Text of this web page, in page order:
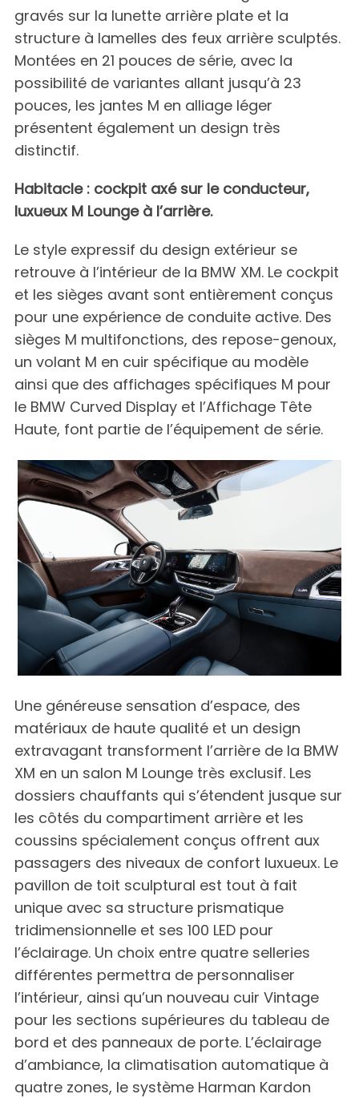
gravés sur la lunette arrière plate et la
structure à lamelles des feux arrière sculptés.
Montées en 21 pouces de série, avec la
possibilité de variantes allant jusqu’à 23
pouces, les jantes M en alliage léger
présentent également un design très
distinctif.
Habitacle : cockpit axé sur le conducteur,
luxueux M Lounge à l’arrière.
Le style expressif du design extérieur se
retrouve à l’intérieur de la BMW XM. Le cockpit
et les sièges avant sont entièrement conçus
pour une expérience de conduite active. Des
sièges M multifonctions, des repose-genoux,
un volant M en cuir spécifique au modèle
ainsi que des affichages spécifiques M pour
le BMW Curved Display et l’Affichage Tête
Haute, font partie de l’équipement de série.
Une généreuse sensation d’espace, des
matériaux de haute qualité et un design
extravagant transforment l’arrière de la BMW
XM en un salon M Lounge très exclusif. Les
dossiers chauffants qui s’étendent jusque sur
les côtés du compartiment arrière et les
coussins spécialement conçus offrent aux
passagers des niveaux de confort luxueux. Le
pavillon de toit sculptural est tout à fait
unique avec sa structure prismatique
tridimensionnelle et ses 100 LED pour
l’éclairage. Un choix entre quatre selleries
différentes permettra de personnaliser
l’intérieur, ainsi qu’un nouveau cuir Vintage
pour les sections supérieures du tableau de
bord et des panneaux de porte. L’éclairage
d’ambiance, la climatisation automatique à
quatre zones, le système Harman Kardon